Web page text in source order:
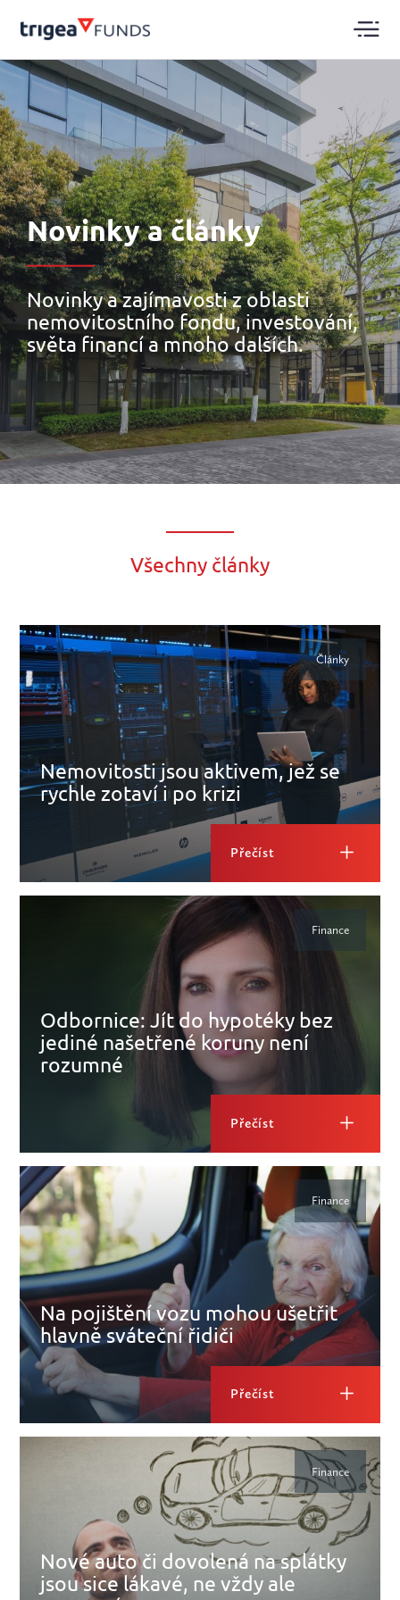
Novinky a články
Novinky a zajímavosti z oblasti
nemovitostního fondu, investování,
světa financí a mnoho dalších.
Všechny články
Nemovitosti jsou aktivem, jež se
rychle zotaví i po krizi
Přečíst
Články
Odbornice: Jít do hypotéky bez
jediné našetřené koruny není
rozumné
Přečíst
Finance
Na pojištění vozu mohou ušetřit
hlavně sváteční řidiči
Přečíst
Finance
Nové auto či dovolená na splátky
jsou sice lákavé, ne vždy ale
Finance